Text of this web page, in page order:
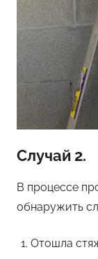
Случай 2.
В процессе
обнаружить
Отошла